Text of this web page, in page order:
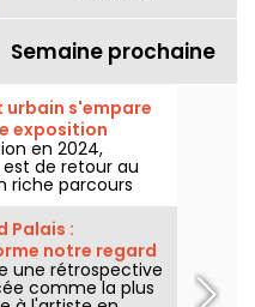
Semaine prochaine
urbain s'empare
exposition
en 2024,
de retour au
riche parcours
du musée des
visible
20 septembre
Palais :
notre regard
une rétrospective
comme la plus